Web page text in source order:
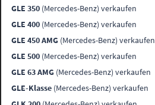
GLE 350 (Mercedes-Benz) verkaufen
GLE 400 (Mercedes-Benz) verkaufen
GLE 450 AMG (Mercedes-Benz) verkaufen
GLE 500 (Mercedes-Benz) verkaufen
GLE 63 AMG (Mercedes-Benz) verkaufen
GLE-Klasse (Mercedes-Benz) verkaufen